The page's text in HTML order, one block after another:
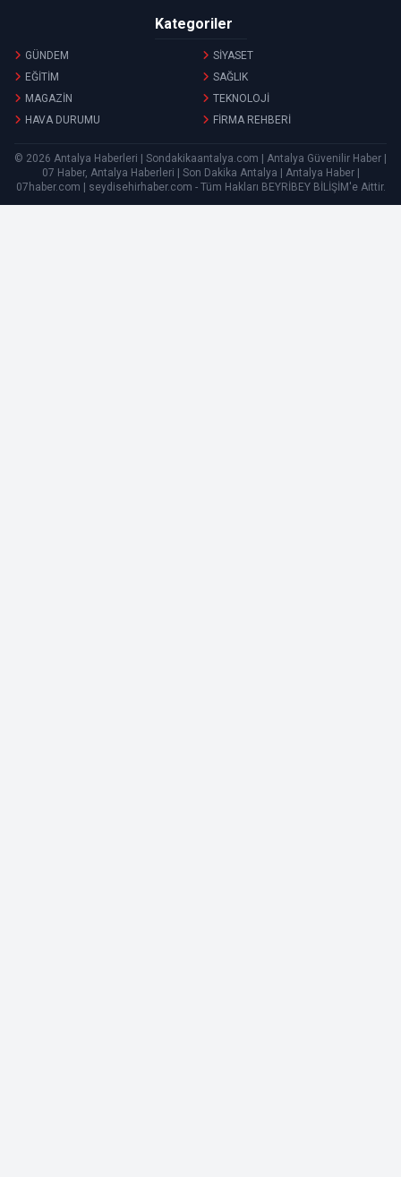
Kategoriler
GÜNDEM
SİYASET
EĞİTİM
SAĞLIK
MAGAZİN
TEKNOLOJİ
HAVA DURUMU
FİRMA REHBERİ
© 2026 Antalya Haberleri | Sondakikaantalya.com | Antalya Güvenilir Haber |
07 Haber, Antalya Haberleri | Son Dakika Antalya | Antalya Haber |
07haber.com | seydisehirhaber.com - Tüm Hakları BEYRİBEY BİLİŞİM'e Aittir.